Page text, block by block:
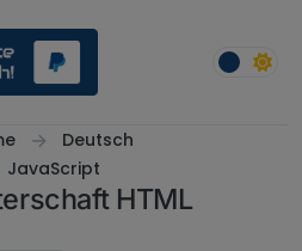
Deutsch
JavaScript
HTML